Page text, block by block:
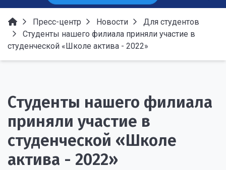
Пресс-центр Новости
Для студентов
Студенты нашего филиала приняли участие в
студенческой «Школе актива - 2022»
Студенты нашего филиала
приняли участие в
студенческой «Школе
актива - 2022»